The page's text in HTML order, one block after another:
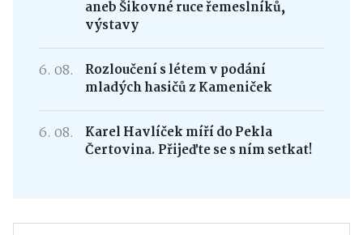
aneb Šikovné ruce řemeslníků,
výstavy
6. 08.
Rozloučení s létem v podání
mladých hasičů z Kameniček
6. 08.
Karel Havlíček míří do Pekla
Čertovina. Přijeďte se s ním setkat!